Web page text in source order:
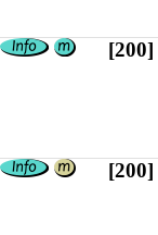
[200]
[200]